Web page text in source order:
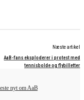
Næste artikel
AaB-fans eksploderer i protest med
tennisbolde og flybilletter
nyt om AaB